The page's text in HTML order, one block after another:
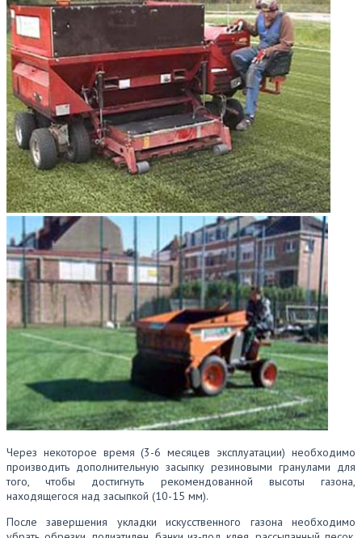
Через некоторое время (3-6 месяцев эксплуатации) необходимо
производить дополнительную засыпку резиновыми гранулами для
того, чтобы достигнуть рекомендованной высоты газона,
находящегося над засыпкой (10-15 мм).
После завершения укладки искусственного газона необходимо